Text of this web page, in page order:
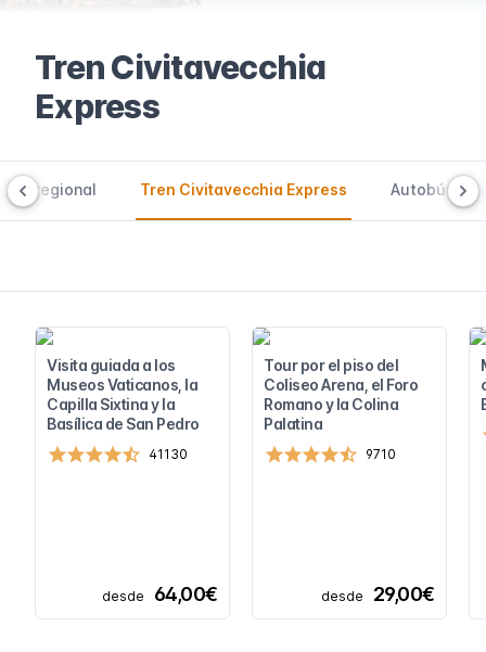
Tren Civitavecchia
Express
regional Tren Civitavecchia Express Autobús SIT
Visita guiada a los
Museos Vaticanos, la
Capilla Sixtina y la
Basílica de San Pedro
41130
desde 64,00€
Tour por el piso del
Coliseo Arena, el Foro
Romano y la Colina
Palatina
9710
desde 29,00€